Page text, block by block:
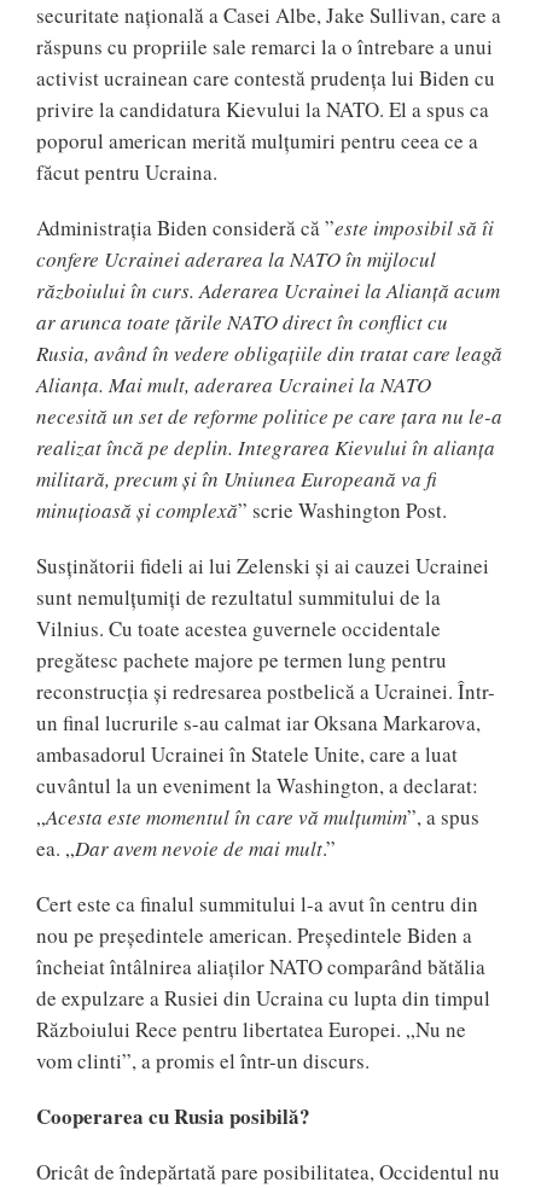
securitate națională a Casei Albe, Jake Sullivan, care a
răspuns cu propriile sale remarci la o întrebare a unui
activist ucrainean care contestă prudența lui Biden cu
privire la candidatura Kievului la NATO. El a spus ca
poporul american merită mulțumiri pentru ceea ce a
făcut pentru Ucraina.
Administrația Biden consideră că ”este imposibil să îi
confere Ucrainei aderarea la NATO în mijlocul
războiului în curs. Aderarea Ucrainei la Alianță acum
ar arunca toate țările NATO direct în conflict cu
Rusia, având în vedere obligațiile din tratat care leagă
Alianța. Mai mult, aderarea Ucrainei la NATO
necesită un set de reforme politice pe care țara nu le-a
realizat încă pe deplin. Integrarea Kievului în alianța
militară, precum și în Uniunea Europeană va fi
minuțioasă și complexă” scrie Washington Post.
Susținătorii fideli ai lui Zelenski și ai cauzei Ucrainei
sunt nemulțumiți de rezultatul summitului de la
Vilnius. Cu toate acestea guvernele occidentale
pregătesc pachete majore pe termen lung pentru
reconstrucția și redresarea postbelică a Ucrainei. Într-
un final lucrurile s-au calmat iar Oksana Markarova,
ambasadorul Ucrainei în Statele Unite, care a luat
cuvântul la un eveniment la Washington, a declarat:
„Acesta este momentul în care vă mulțumim”, a spus
ea. „Dar avem nevoie de mai mult.”
Cert este ca finalul summitului l-a avut în centru din
nou pe președintele american. Președintele Biden a
încheiat întâlnirea aliaților NATO comparând bătălia
de expulzare a Rusiei din Ucraina cu lupta din timpul
Războiului Rece pentru libertatea Europei. „Nu ne
vom clinti”, a promis el într-un discurs.
Cooperarea cu Rusia posibilă?
Oricât de îndepărtată pare posibilitatea, Occidentul nu